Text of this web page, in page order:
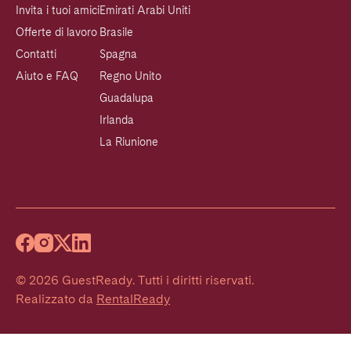
Invita i tuoi amici
Offerte di lavoro
Contatti
Aiuto e FAQ
Emirati Arabi Uniti
Brasile
Spagna
Regno Unito
Guadalupa
Irlanda
La Riunione
© 2026 GuestReady. Tutti i diritti riservati.
Realizzato da RentalReady